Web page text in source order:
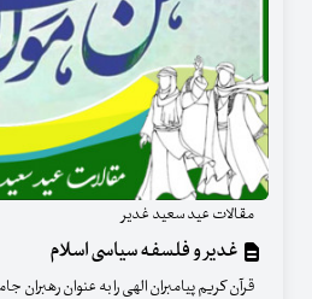
مقالات عید سعید غدیر
غدیر و فلسفه سیاسی اسلام
قرآن کریم پیامبران الهی را به عنوان رهبران